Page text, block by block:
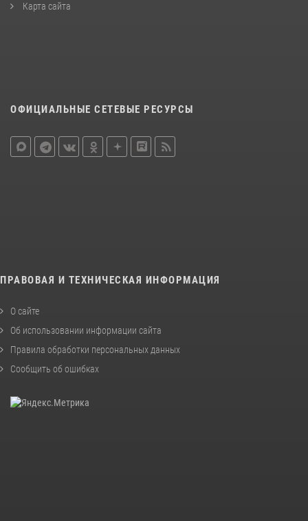
Карта сайта
ОФИЦИАЛЬНЫЕ СЕТЕВЫЕ РЕСУРСЫ
ПРАВОВАЯ И ТЕХНИЧЕСКАЯ ИНФОРМАЦИЯ
О сайте
Об использовании информации сайта
Правила обработки персональных данных
Сообщить об ошибках